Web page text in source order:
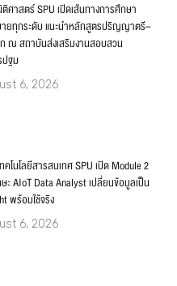
ศาสตร์ SPU เปิดเส้นทางการศึกษา
ยทุกระดับ แนะนำหลักสูตรปริญญาตรี–
ก ณ สถาบันส่งเสริมงานสอบสวน
ฐม
6, 2026
คโนโลยีสารสนเทศ SPU เปิด Module 2
ะ AIoT Data Analyst เปลี่ยนข้อมูลเป็น
พร้อมใช้จริง
6, 2026